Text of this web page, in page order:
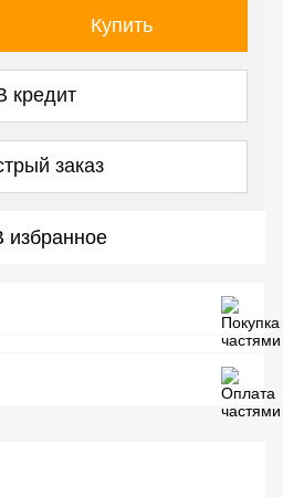
Купить
кредит
заказ
избранное